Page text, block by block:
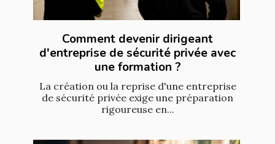
Comment devenir dirigeant
d'entreprise de sécurité privée avec
une formation ?
La création ou la reprise d'une entreprise
de sécurité privée exige une préparation
rigoureuse en...